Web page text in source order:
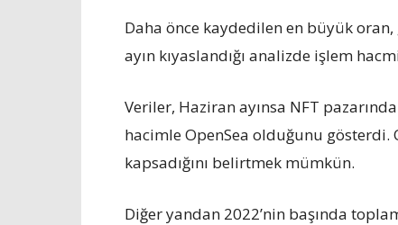
Daha önce kaydedilen en büyük
ayın kıyaslandığı analizde işlem
Veriler, Haziran ayınsa NFT
hacimle OpenSea olduğunu gösterdi.
kapsadığını belirtmek mümkün.
Diğer yandan 2022’nin başında